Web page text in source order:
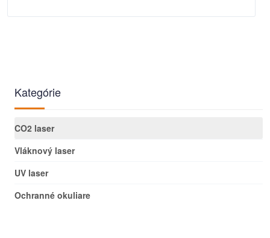
Kategórie
CO2 laser
Vláknový laser
UV laser
Ochranné okuliare